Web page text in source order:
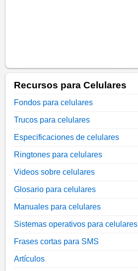
Recursos para Celulares
Fondos para celulares
Trucos para celulares
Especificaciones de celulares
Ringtones para celulares
Videos sobre celulares
Glosario para celulares
Manuales para celulares
Sistemas operativos para celulares
Frases cortas para SMS
Artículos